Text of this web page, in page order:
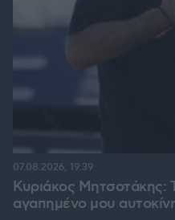
Κυριάκος Μητσοτάκης:
αγαπημένο μου
07.08.2026, 19:39